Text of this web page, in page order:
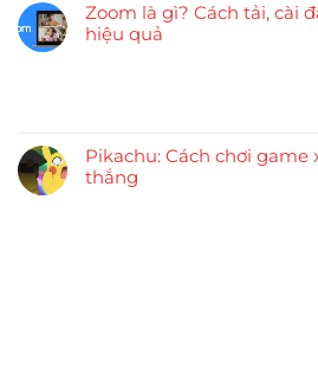
Zoom là gì? Cách tải, cài
hiệu quả
Pikachu: Cách chơi
thắng